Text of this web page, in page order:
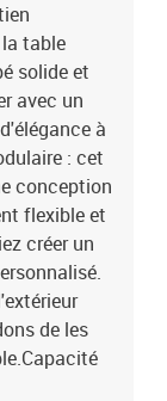
table
solide et
avec un
à
: cet
conception
flexible et
créer un
de les